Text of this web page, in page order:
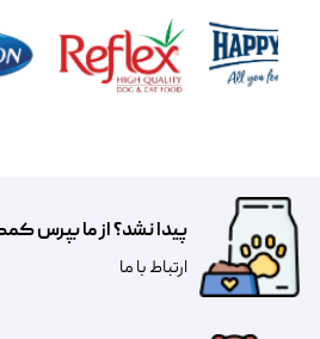
پیدا نشد؟ از ما بپرس
​​​ارتباط با ما